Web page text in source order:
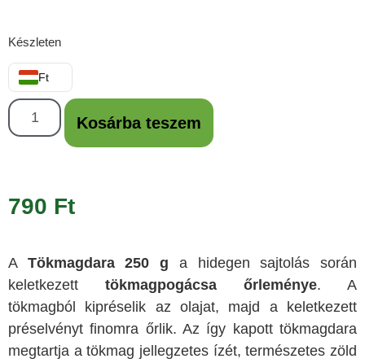
Készleten
Ft
Kosárba teszem
790 Ft
A Tökmagdara 250 g a hidegen sajtolás során
keletkezett tökmagpogácsa őrleménye. A
tökmagból kipréselik az olajat, majd a keletkezett
préselvényt finomra őrlik. Az így kapott tökmagdara
megtartja a tökmag jellegzetes ízét, természetes zöld